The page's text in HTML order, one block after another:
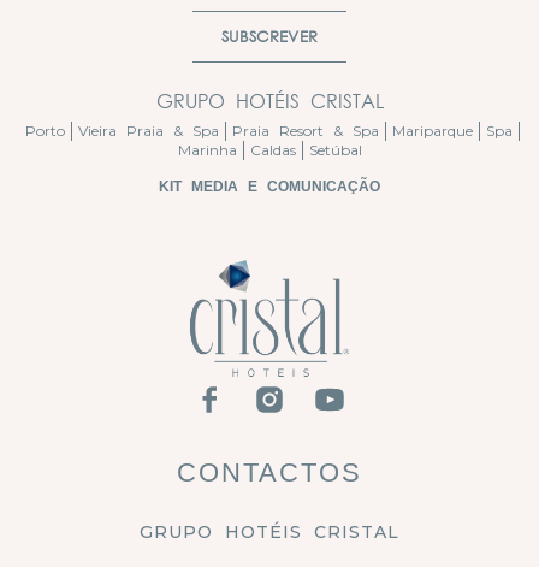
CONTACTOS
GRUPO HOTÉIS CRISTAL
SUBSCREVER
GRUPO HOTÉIS CRISTAL
Porto Vieira Praia & Spa Praia Resort & Spa Mariparque
Spa
Marinha
Caldas Setúbal
KIT MEDIA E COMUNICAÇÃO